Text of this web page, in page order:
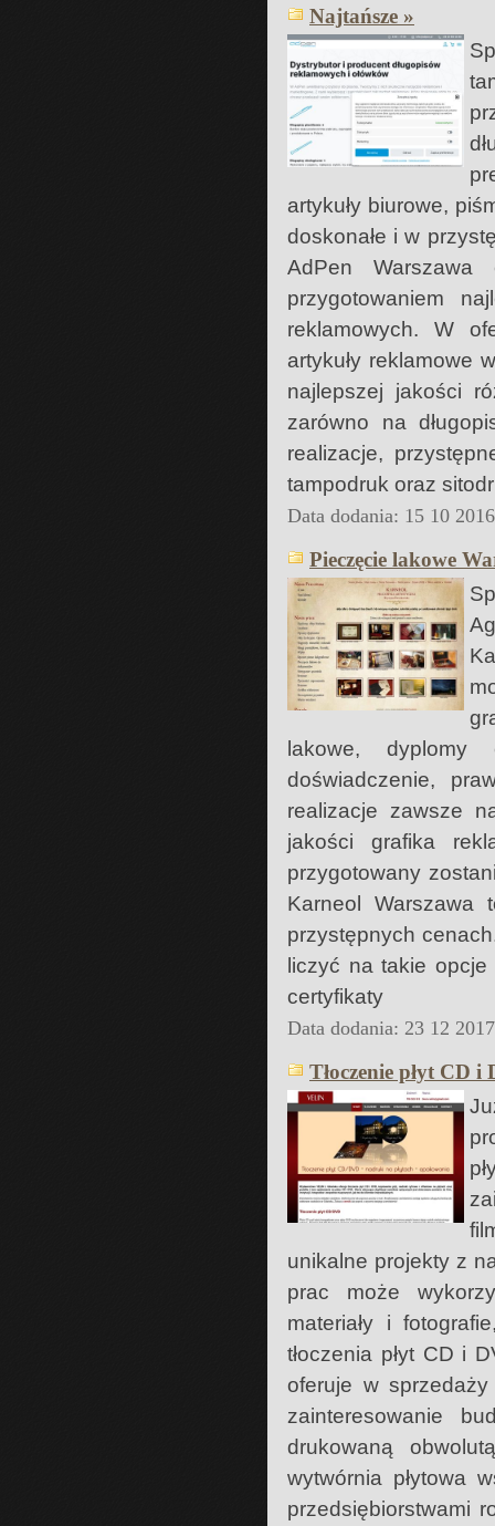
Najtańsze »
artykuły biurowe,
doskonałe i w
AdPen
przygotowaniem
reklamowych. W
artykuły reklamowe
najlepszej jakości
zarówno na
realizacje,
tampodruk oraz
Data dodania: 15 10
Pieczęcie lakowe
lakowe, dyplomy
doświadczenie,
realizacje zawsze
jakości grafika
przygotowany
Karneol Warszawa
przystępnych
liczyć na takie
certyfikaty
Data dodania: 23 12
Tłoczenie płyt CD i
unikalne projekty z
prac może
materiały i
tłoczenia płyt CD i
oferuje w
zainteresowanie
drukowaną
wytwórnia płytowa
przedsiębiorstwami